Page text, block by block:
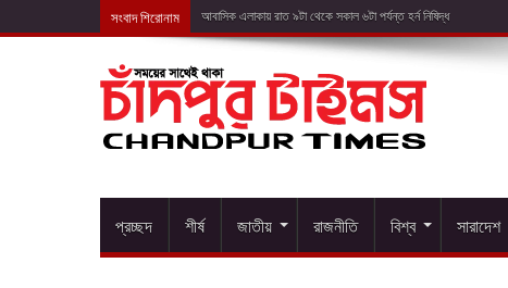
সংবাদ শিরোনাম ১
প্রচ্ছদ শীর্ষ জাতীয় রাজনীতি বিশ্ব সারাদেশ